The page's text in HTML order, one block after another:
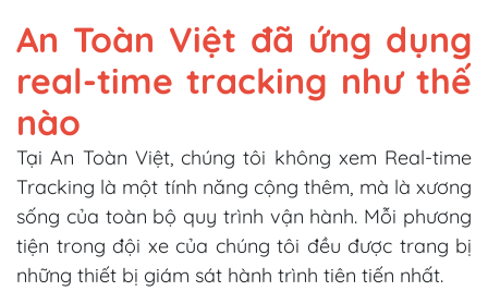
An Toàn Việt đã ứng dụng
real-time tracking như thế
nào
Tại An Toàn Việt, chúng tôi không xem Real-time
Tracking là một tính năng cộng thêm, mà là xương
sống của toàn bộ quy trình vận hành. Mỗi phương
tiện trong đội xe của chúng tôi đều được trang bị
những thiết bị giám sát hành trình tiên tiến nhất.